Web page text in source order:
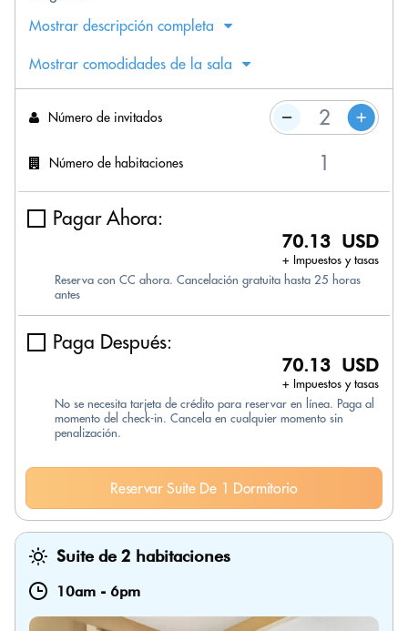
Mostrar descripción completa
Mostrar comodidades de la sala
Número de invitados
Número de habitaciones
Pagar Ahora:
70.13 USD
+ Impuestos y tasas
Reserva con CC ahora. Cancelación gratuita hasta 25 horas
antes
Paga Después:
70.13 USD
+ Impuestos y tasas
No se necesita tarjeta de crédito para reservar en línea. Paga al
momento del check-in. Cancela en cualquier momento sin
penalización.
Reservar Suite De 1 Dormitorio
Suite de 2 habitaciones
10am - 6pm